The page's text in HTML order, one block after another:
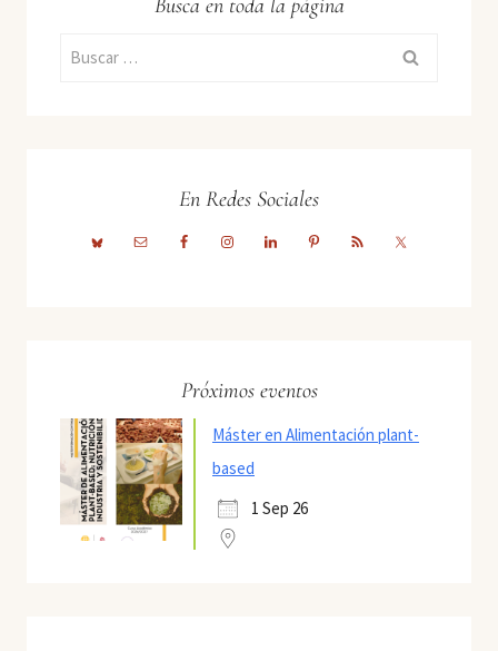
Busca en toda la página
Buscar:
En Redes Sociales
Próximos eventos
Máster en Alimentación plant-
based
1 Sep 26